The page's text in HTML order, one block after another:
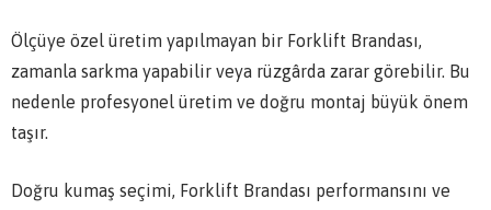
Ölçüye özel üretim yapılmayan bir Forklift Brandası,
zamanla sarkma yapabilir veya rüzgârda zarar görebilir. Bu
nedenle profesyonel üretim ve doğru montaj büyük önem
taşır.
Doğru kumaş seçimi, Forklift Brandası performansını ve